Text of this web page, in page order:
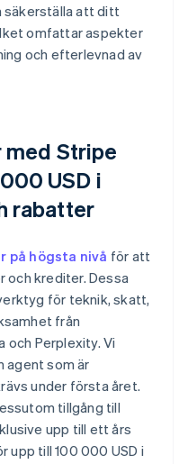
säkerställa att ditt
omfattar aspekter
och efterlevnad av
Stripe
USD i
rabatter
på högsta nivå för att
och krediter. Dessa
för teknik, skatt,
från
och Perplexity. Vi
agent som är
under första året.
tillgång till
upp till ett års
upp till 100 000 USD i